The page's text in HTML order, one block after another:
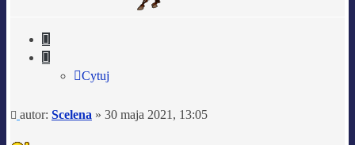
Cytuj
Cytuj
Post
autor: Scelena » 30 maja 2021, 13:05